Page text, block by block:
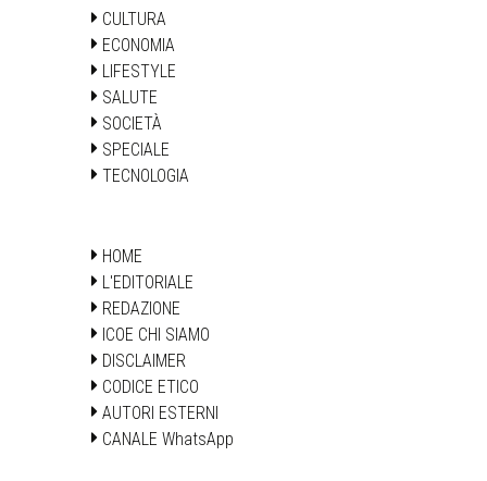
CULTURA
ECONOMIA
LIFESTYLE
SALUTE
SOCIETÀ
SPECIALE
TECNOLOGIA
HOME
L'EDITORIALE
REDAZIONE
ICOE CHI SIAMO
DISCLAIMER
CODICE ETICO
AUTORI ESTERNI
CANALE WhatsApp